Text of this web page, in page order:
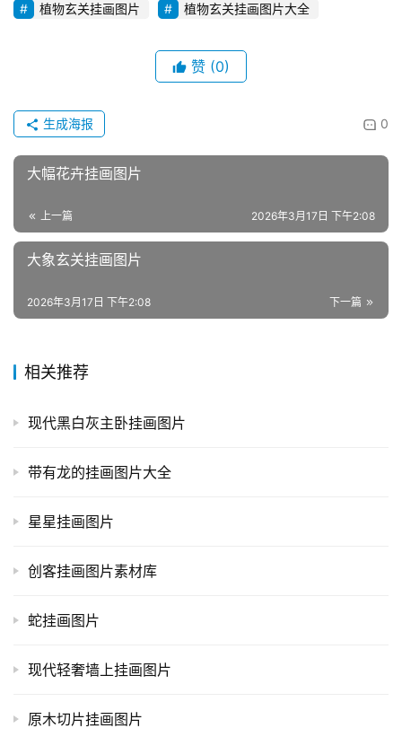
植物玄关挂画图片 植物玄关挂画图片大全
赞 (0)
0
生成海报
大幅花卉挂画图片
上一篇 2026年3月17日 下午2:08
大象玄关挂画图片
下一篇
2026年3月17日 下午2:08
相关推荐
现代黑白灰主卧挂画图片
带有龙的挂画图片大全
星星挂画图片
创客挂画图片素材库
蛇挂画图片
现代轻奢墙上挂画图片
原木切片挂画图片